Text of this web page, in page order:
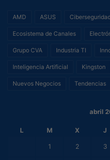
AMD ASUS
Ecosistema de Canales
Grupo CVA Industria TI
Inteligencia Artificial Kingston
Nuevos Negocios Tendencias
abril
L M X J
1 2 3